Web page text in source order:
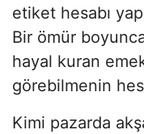
etiket hesabı
Bir ömür
hayal kuran
görebilmenin
Kimi pazarda